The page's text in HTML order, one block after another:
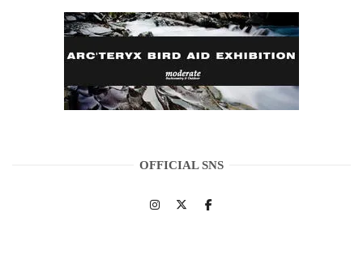
OFFICIAL SNS